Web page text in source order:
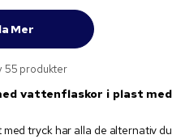
Mer
55 produkter
vattenflaskor i plast med
tryck har alla de alternativ du